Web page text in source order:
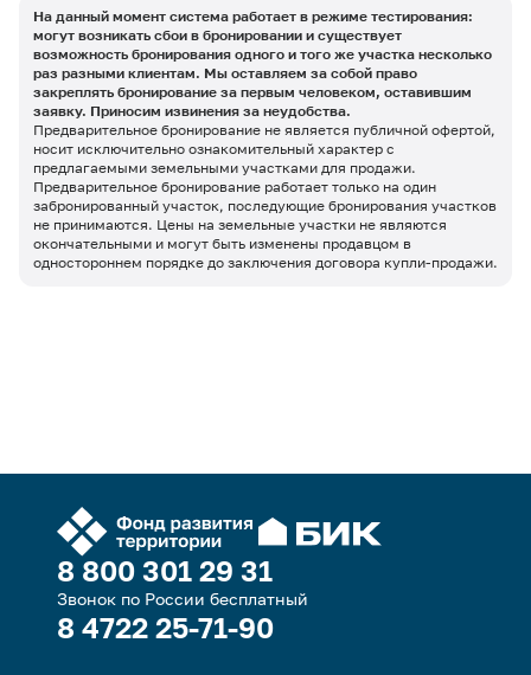
На данный момент система работает в режиме тестирования:
могут возникать сбои в бронировании и существует
возможность бронирования одного и того же участка несколько
раз разными клиентам. Мы оставляем за собой право
закреплять бронирование за первым человеком, оставившим
заявку. Приносим извинения за неудобства.
Предварительное бронирование не является публичной офертой,
носит исключительно ознакомительный характер с
предлагаемыми земельными участками для продажи.
Предварительное бронирование работает только на один
забронированный участок, последующие бронирования участков
не принимаются. Цены на земельные участки не являются
окончательными и могут быть изменены продавцом в
одностороннем порядке до заключения договора купли-продажи.
8 800 301 29 31
Звонок по России бесплатный
8 4722 25-71-90